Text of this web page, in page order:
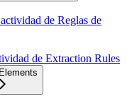
de Reglas de
de Extraction Rules